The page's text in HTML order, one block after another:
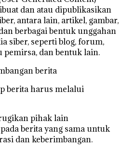
dan atau dipublikasikan
antara lain, artikel, gambar,
berbagai bentuk unggahan
siber, seperti blog, forum,
pemirsa, dan bentuk lain.
berita
berita harus melalui
pihak lain
berita yang sama untuk
dan keberimbangan.